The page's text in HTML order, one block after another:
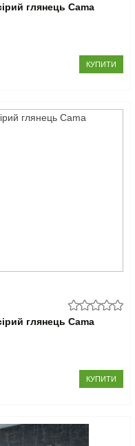
глянець Cama
КУПИТИ
глянець Cama
КУПИТИ